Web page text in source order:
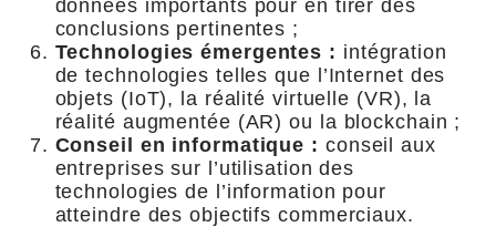
données importants pour en tirer des
conclusions pertinentes ;
Technologies émergentes : intégration
de technologies telles que l’Internet des
objets (IoT), la réalité virtuelle (VR), la
réalité augmentée (AR) ou la blockchain ;
Conseil en informatique : conseil aux
entreprises sur l’utilisation des
technologies de l’information pour
atteindre des objectifs commerciaux.